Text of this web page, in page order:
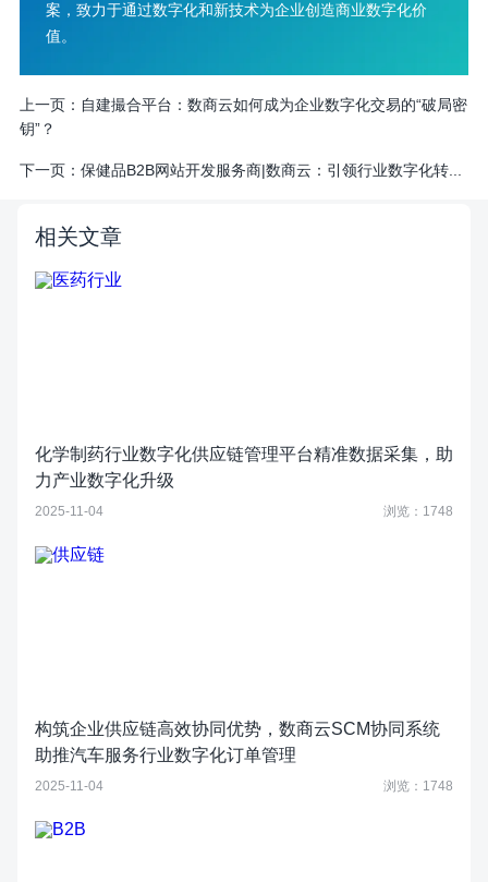
案，致力于通过数字化和新技术为企业创造商业数字化价
值。
上一页： 自建撮合平台：数商云如何成为企业数字化交易的“破局密
钥”？
下一页： ​保健品B2B网站开发服务商|数商云：引领行业数字化转...
相关文章
化学制药行业数字化供应链管理平台精准数据采集，助
力产业数字化升级
2025-11-04 浏览：1748
构筑企业供应链高效协同优势，数商云SCM协同系统
助推汽车服务行业数字化订单管理
2025-11-04 浏览：1748